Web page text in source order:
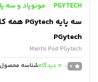
PGYTECH
/ مونوپاد و سه
PGytech
Mantis Pod PGytech
0
0 دیدگاهشناسه